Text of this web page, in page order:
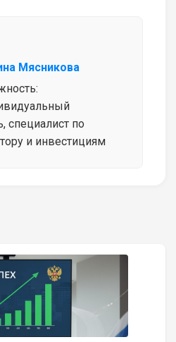
Мясникова
специалист по
и инвестициям